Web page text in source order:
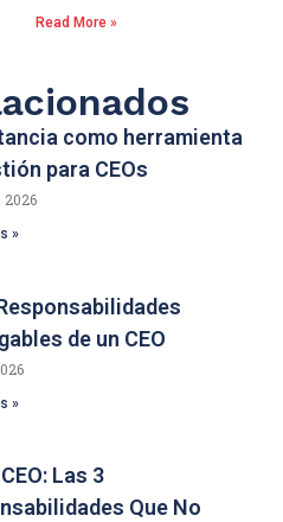
Read More »
como herramienta
para CEOs
2026
»
de un CEO
»
Las 3
Que No